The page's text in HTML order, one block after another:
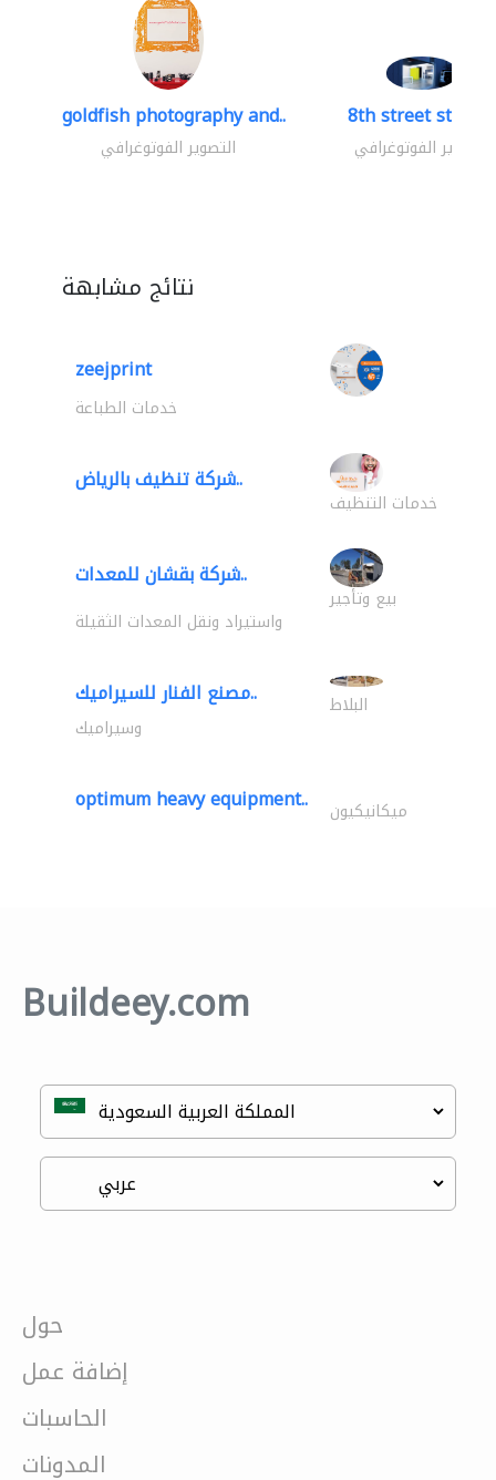
goldfish photography and..
التصوير الفوتوغرافي
8th street studios
التصوير الفوتوغرافي
نتائج مشابهة
zeejprint
خدمات الطباعة
شركة تنظيف بالرياض..
خدمات التنظيف
شركة بقشان للمعدات..
بيع وتأجير
واستيراد ونقل المعدات الثقيلة
مصنع الفنار للسيراميك.. البلاط
وسيراميك
optimum heavy equipment.. ميكانيكيون
Buildeey.com
حول
إضافة عمل
الحاسبات
المدونات